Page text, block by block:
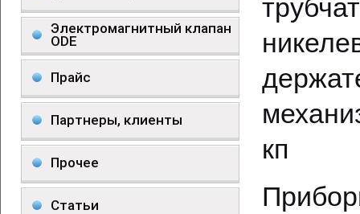
Электромагнитный клапан
ODE
Прайс
Партнеры, клиенты
Прочее
Статьи
кп